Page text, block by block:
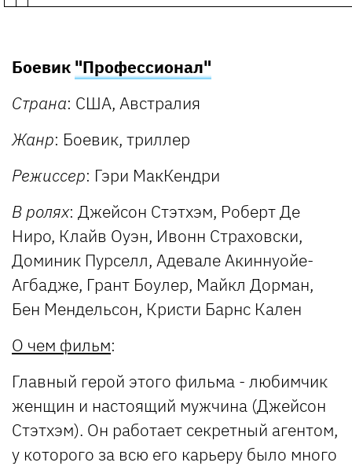
Боевик "Профессионал"
Страна: США, Австралия
Жанр: Боевик, триллер
Режиссер: Гэри МакКендри
В ролях: Джейсон Стэтхэм, Роберт Де
Ниро, Клайв Оуэн, Ивонн Страховски,
Доминик Пурселл, Адевале Акиннуойе-
Агбадже, Грант Боулер, Майкл Дорман,
Бен Мендельсон, Кристи Барнс Кален
О чем фильм:
Главный герой этого фильма - любимчик
женщин и настоящий мужчина (Джейсон
Стэтхэм). Он работает секретный агентом,
у которого за всю его карьеру было много